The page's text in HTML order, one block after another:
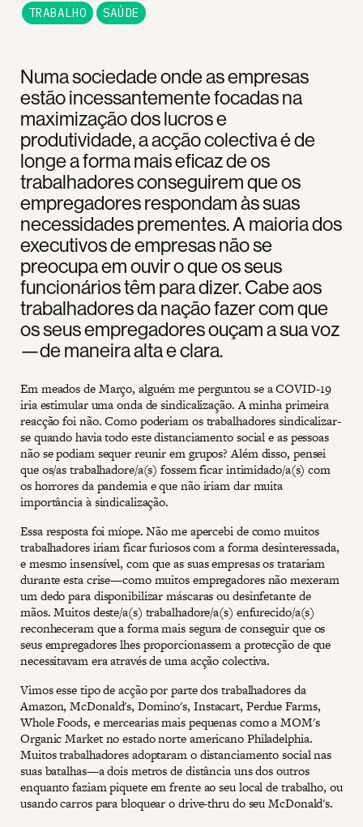
Numa sociedade onde as empresas
estão incessantemente focadas na
maximização dos lucros e
produtividade, a acção colectiva é de
longe a forma mais eficaz de os
trabalhadores conseguirem que os
empregadores respondam às suas
necessidades prementes. A maioria dos
executivos de empresas não se
preocupa em ouvir o que os seus
funcionários têm para dizer. Cabe aos
trabalhadores da nação fazer com que
os seus empregadores ouçam a sua voz
—de maneira alta e clara.
Em meados de Março, alguém me perguntou se a COVID-19
iria estimular uma onda de sindicalização. A minha primeira
reacção foi não. Como poderiam os trabalhadores sindicalizar-
se quando havia todo este distanciamento social e as pessoas
não se podiam sequer reunir em grupos? Além disso, pensei
que os/as trabalhadore/a(s) fossem ficar intimidado/a(s) com
os horrores da pandemia e que não iriam dar muita
importância à sindicalização.
Essa resposta foi míope. Não me apercebi de como muitos
trabalhadores iriam ficar furiosos com a forma desinteressada,
e mesmo insensível, com que as suas empresas os tratariam
durante esta crise—como muitos empregadores não mexeram
um dedo para disponibilizar máscaras ou desinfetante de
mãos. Muitos deste/a(s) trabalhadore/a(s) enfurecido/a(s)
reconheceram que a forma mais segura de conseguir que os
seus empregadores lhes proporcionassem a protecção de que
necessitavam era através de uma acção colectiva.
Vimos esse tipo de acção por parte dos trabalhadores da
Amazon, McDonald's, Domino's, Instacart, Perdue Farms,
Whole Foods, e mercearias mais pequenas como a MOM's
Organic Market no estado norte americano Philadelphia.
Muitos trabalhadores adoptaram o distanciamento social nas
suas batalhas—a dois metros de distância uns dos outros
enquanto faziam piquete em frente ao seu local de trabalho, ou
usando carros para bloquear o drive-thru do seu McDonald's.
TRABALHO SAÚDE